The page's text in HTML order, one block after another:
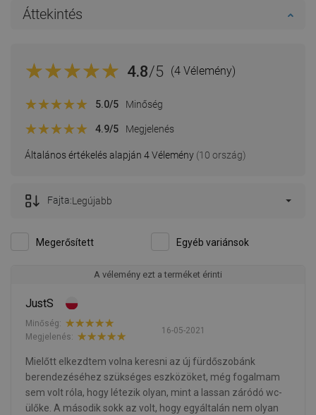
Áttekintés
4.8/5 (4 Vélemény)
Általános értékelés alapján 4 Vélemény (10 ország)
5.0/5 Minőség
4.9/5 Megjelenés
Megerősített Egyéb variánsok
Fajta:Legújabb
A vélemény ezt a terméket érinti
JustS
16-05-2021
Minőség:
Megjelenés:
Mielőtt elkezdtem volna keresni az új fürdőszobánk
berendezéséhez szükséges eszközöket, még fogalmam
sem volt róla, hogy létezik olyan, mint a lassan záródó wc-
ülőke. A második sokk az volt, hogy egyáltalán nem olyan